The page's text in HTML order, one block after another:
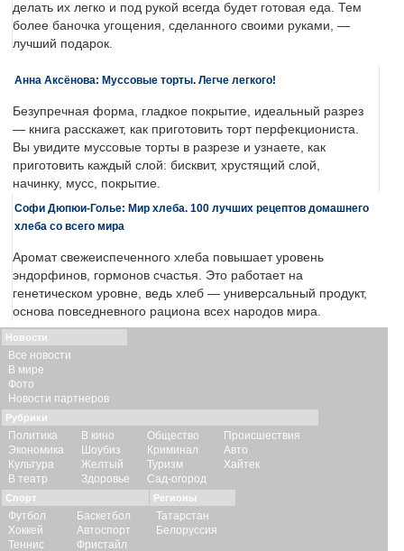
делать их легко и под рукой всегда будет готовая еда. Тем
более баночка угощения, сделанного своими руками, —
лучший подарок.
Анна Аксёнова: Муссовые торты. Легче легкого!
Безупречная форма, гладкое покрытие, идеальный разрез
— книга расскажет, как приготовить торт перфекциониста.
Вы увидите муссовые торты в разрезе и узнаете, как
приготовить каждый слой: бисквит, хрустящий слой,
начинку, мусс, покрытие.
Софи Дюпюи-Голье: Мир хлеба. 100 лучших рецептов домашнего
хлеба со всего мира
Аромат свежеиспеченного хлеба повышает уровень
эндорфинов, гормонов счастья. Это работает на
генетическом уровне, ведь хлеб — универсальный продукт,
основа повседневного рациона всех народов мира.
Новости
Все новости
В мире
Фото
Новости партнеров
Рубрики
Политика
Экономика
Культура
В театр
В кино
Шоубиз
Желтый
Здоровье
Общество
Криминал
Туризм
Сад-огород
Происшествия
Авто
Хайтек
Спорт
Футбол
Хоккей
Теннис
Баскетбол
Автоспорт
Фристайл
Регионы
Татарстан
Белоруссия